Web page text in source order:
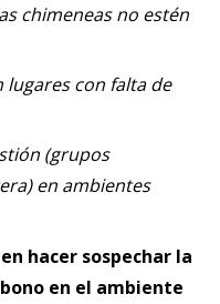
chimeneas no estén
con falta de
(grupos
en ambientes
hacer sospechar la
en el ambiente